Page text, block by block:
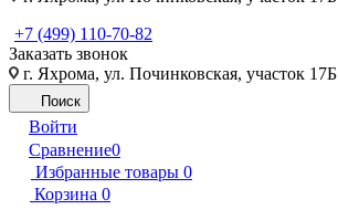
+7 (499) 110-70-82
Заказать звонок
г. Яхрома, ул. Починковская, участок 17Б
Поиск
Войти
Сравнение0
Избранные товары 0
Корзина 0